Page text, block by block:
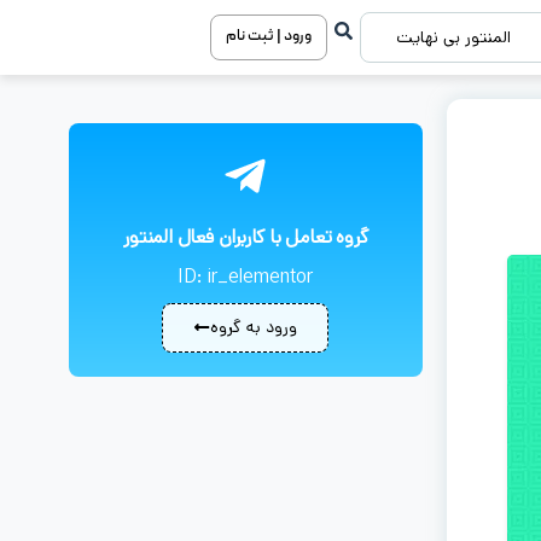
المنتور بی نهایت ورود | ثبت نام
گروه تعامل با کاربران فعال المنتور
ID: ir_elementor
ورود به گروه